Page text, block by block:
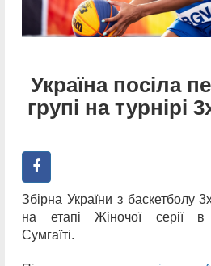
Україна посіла
групі на турнірі
Збірна України з баскетболу
на етапі Жіночої серії в
Сумгаїті.